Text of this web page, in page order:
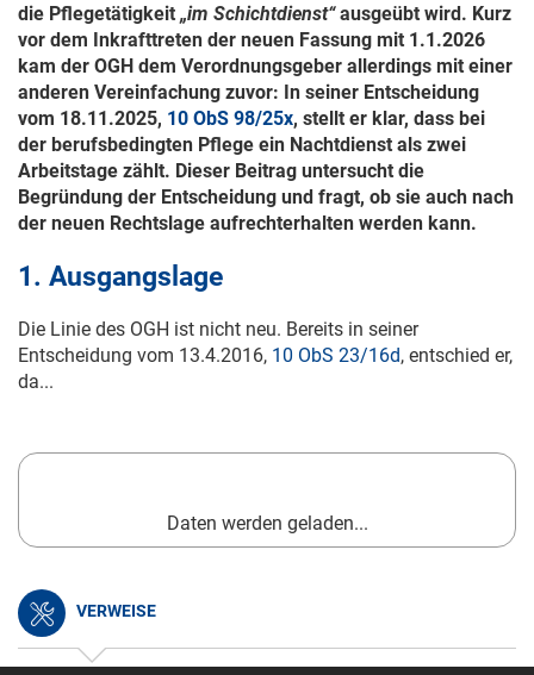
die Pflegetätigkeit „im Schichtdienst“ausgeübt wird. Kurz
vor dem Inkrafttreten der neuen Fassung mit 1.1.2026
kam der OGH dem Verordnungsgeber allerdings mit einer
anderen Vereinfachung zuvor: In seiner Entscheidung
vom 18.11.2025, 10 ObS 98/25x, stellt er klar, dass bei
der berufsbedingten Pflege ein Nachtdienst als zwei
Arbeitstage zählt. Dieser Beitrag untersucht die
Begründung der Entscheidung und fragt, ob sie auch nach
der neuen Rechtslage aufrechterhalten werden kann.
1. Ausgangslage
Die Linie des OGH ist nicht neu. Bereits in seiner
Entscheidung vom 13.4.2016, 10 ObS 23/16d, entschied er,
da...
Daten werden geladen...
VERWEISE